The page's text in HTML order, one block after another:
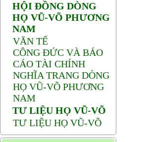
HỘI ĐỒNG DÒNG
HỌ VŨ-VÕ PHƯƠNG
NAM
VĂN TẾ
CÔNG ĐỨC VÀ BÁO
CÁO TÀI CHÍNH
NGHĨA TRANG DÒNG
HỌ VŨ-VÕ PHƯƠNG
NAM
TƯ LIỆU HỌ VŨ-VÕ
TƯ LIỆU HỌ VŨ-VÕ